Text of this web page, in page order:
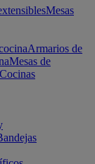
Mesas
Armarios de
Mesas de
Cocinas